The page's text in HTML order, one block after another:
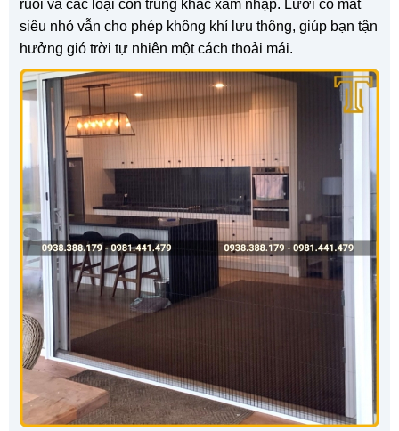
ruồi và các loại côn trùng khác xâm nhập. Lưới có mắt
siêu nhỏ vẫn cho phép không khí lưu thông, giúp bạn tận
hưởng gió trời tự nhiên một cách thoải mái.